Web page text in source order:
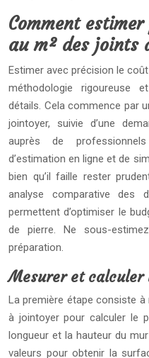
Comment
au m² des joints
Estimer avec précision le
méthodologie rigoureuse
détails. Cela commence par
jointoyer, suivie d’une
auprès de professionnels
d’estimation en ligne et de
bien qu’il faille rester
analyse comparative des
permettent d’optimiser le
de pierre. Ne sous-
préparation.
Mesurer et
La première étape consiste
à jointoyer pour calculer le
longueur et la hauteur du
valeurs pour obtenir la